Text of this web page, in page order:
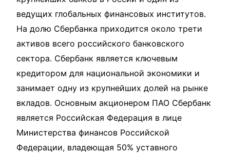
ведущих глобальных финансовых институтов.
На долю Сбербанка приходится около трети
активов всего российского банковского
сектора. Сбербанк является ключевым
кредитором для национальной экономики и
занимает одну из крупнейших долей на рынке
вкладов. Основным акционером ПАО Сбербанк
является Российская Федерация в лице
Министерства финансов Российской
Федерации, владеющая 50% уставного